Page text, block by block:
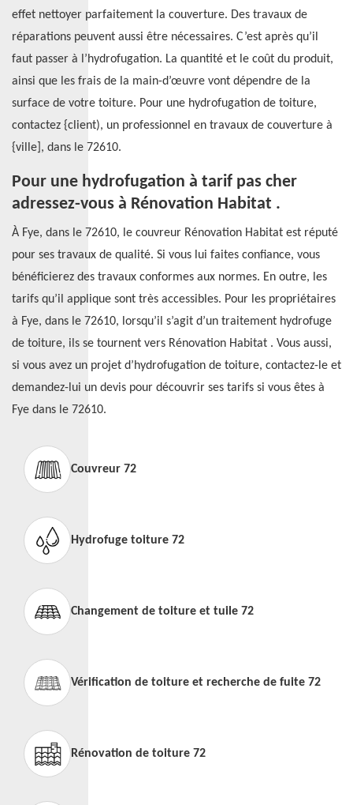
effet nettoyer parfaitement la couverture. Des travaux de
réparations peuvent aussi être nécessaires. C’est après qu’il
faut passer à l’hydrofugation. La quantité et le coût du produit,
ainsi que les frais de la main-d’œuvre vont dépendre de la
surface de votre toiture. Pour une hydrofugation de toiture,
contactez {client), un professionnel en travaux de couverture à
{ville], dans le 72610.
Pour une hydrofugation à tarif pas cher
adressez-vous à Rénovation Habitat .
À Fye, dans le 72610, le couvreur Rénovation Habitat est réputé
pour ses travaux de qualité. Si vous lui faites confiance, vous
bénéficierez des travaux conformes aux normes. En outre, les
tarifs qu’il applique sont très accessibles. Pour les propriétaires
à Fye, dans le 72610, lorsqu’il s’agit d’un traitement hydrofuge
de toiture, ils se tournent vers Rénovation Habitat . Vous aussi,
si vous avez un projet d’hydrofugation de toiture, contactez-le et
demandez-lui un devis pour découvrir ses tarifs si vous êtes à
Fye dans le 72610.
Couvreur 72
Hydrofuge toiture 72
Changement de toiture et tuile 72
Vérification de toiture et recherche de fuite 72
Rénovation de toiture 72